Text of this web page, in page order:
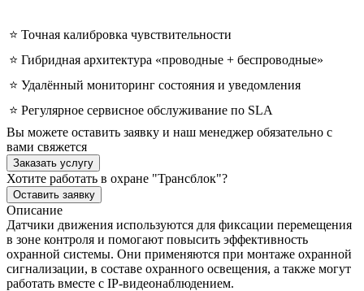
⭐ Точная калибровка чувствительности
⭐ Гибридная архитектура «проводные + беспроводные»
⭐ Удалённый мониторинг состояния и уведомления
⭐ Регулярное сервисное обслуживание по SLA
Вы можете оставить заявку и наш менеджер обязательно с
вами свяжется
Заказать услугу
Хотите работать в охране "Трансблок"?
Оставить заявку
Описание
Датчики движения используются для фиксации перемещения
в зоне контроля и помогают повысить эффективность
охранной системы. Они применяются при монтаже охранной
сигнализации, в составе охранного освещения, а также могут
работать вместе с IP-видеонаблюдением.